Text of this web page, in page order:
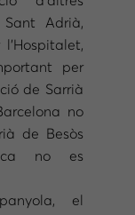
Sant Adrià,
per
de Sarrià
no
de Besòs
no es
el